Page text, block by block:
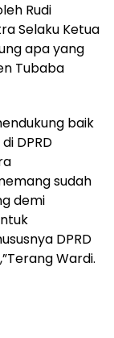
Rudi
Selaku Ketua
apa yang
Tubaba
baik
DPRD
sudah
demi
DPRD
Wardi.